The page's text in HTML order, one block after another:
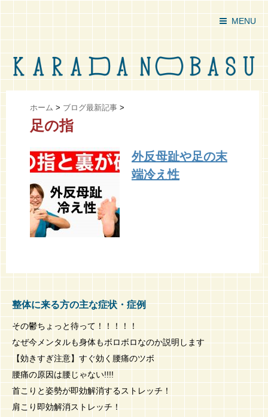
MENU
ホーム > ブログ最新記事 >
足の指
外反母趾や足の末
端冷え性
整体に来る方の主な症状・症例
その鬱ちょっと待って！！！！！
なぜ今メンタルも身体もボロボロなのか説明します
【効きすぎ注意】すぐ効く腰痛のツボ
腰痛の原因は腰じゃない!!!!
首こりと姿勢が即効解消するストレッチ！
肩こり即効解消ストレッチ！